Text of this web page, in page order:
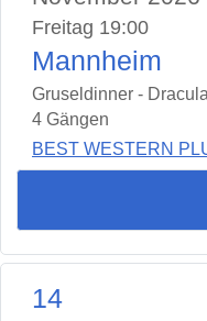
Freitag 19:00
Mannheim
Gruseldinner -
4 Gängen
BEST WESTERN
14